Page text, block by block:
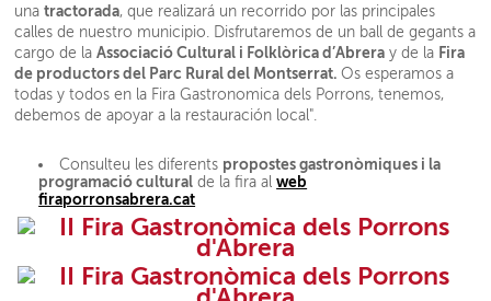
unatractorada, que realizará un recorrido por las principales
calles de nuestro municipio. Disfrutaremos de un ball de gegants a
cargo de laAssociació Cultural i Folklòrica d’Abrera y de la Fira
de productors del Parc Rural del Montserrat.Os esperamos a
todas y todos en la Fira Gastronomica dels Porrons, tenemos,
debemos de apoyar a la restauración local".
Consulteu les diferents propostes gastronòmiques i la
programació cultural de la fira alweb
firaporronsabrera.cat